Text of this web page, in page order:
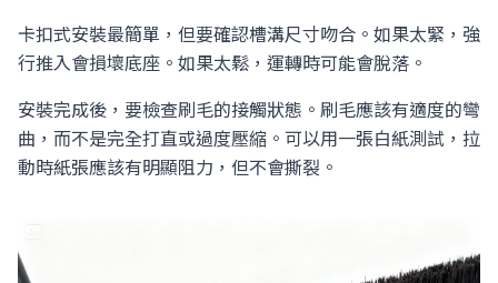
卡扣式安裝最簡單，但要確認槽溝尺寸吻合。如果太緊，強
行推入會損壞底座。如果太鬆，運轉時可能會脫落。
安裝完成後，要檢查刷毛的接觸狀態。刷毛應該有適度的彎
曲，而不是完全打直或過度壓縮。可以用一張白紙測試，拉
動時紙張應該有明顯阻力，但不會撕裂。